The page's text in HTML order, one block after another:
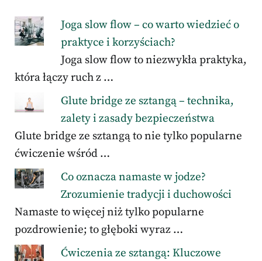
Joga slow flow – co warto wiedzieć o
praktyce i korzyściach?
Joga slow flow to niezwykła praktyka,
która łączy ruch z …
Glute bridge ze sztangą – technika,
zalety i zasady bezpieczeństwa
Glute bridge ze sztangą to nie tylko popularne
ćwiczenie wśród …
Co oznacza namaste w jodze?
Zrozumienie tradycji i duchowości
Namaste to więcej niż tylko popularne
pozdrowienie; to głęboki wyraz …
Ćwiczenia ze sztangą: Kluczowe